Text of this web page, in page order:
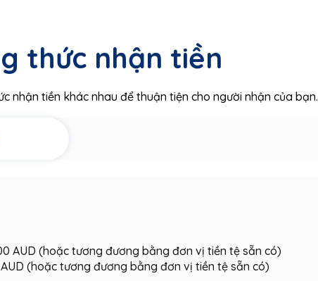
thức nhận tiền
nhận tiền khác nhau để thuận tiện cho người nhận của bạn.
AUD (hoặc tương đương bằng đơn vị tiền tệ sẵn có)
(hoặc tương đương bằng đơn vị tiền tệ sẵn có)